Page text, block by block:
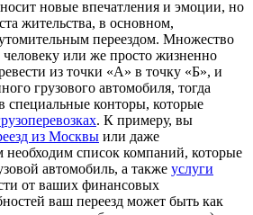
новые впечатления и эмоции, но
жительства, в основном,
переездом. Множество
или же просто жизненно
из точки «А» в точку «Б», и
грузового автомобиля, тогда
специальные конторы, которые
. К примеру, вы
из Москвы или даже
необходим список компаний, которые
автомобиль, а также услуги
от ваших финансовых
ваш переезд может быть как